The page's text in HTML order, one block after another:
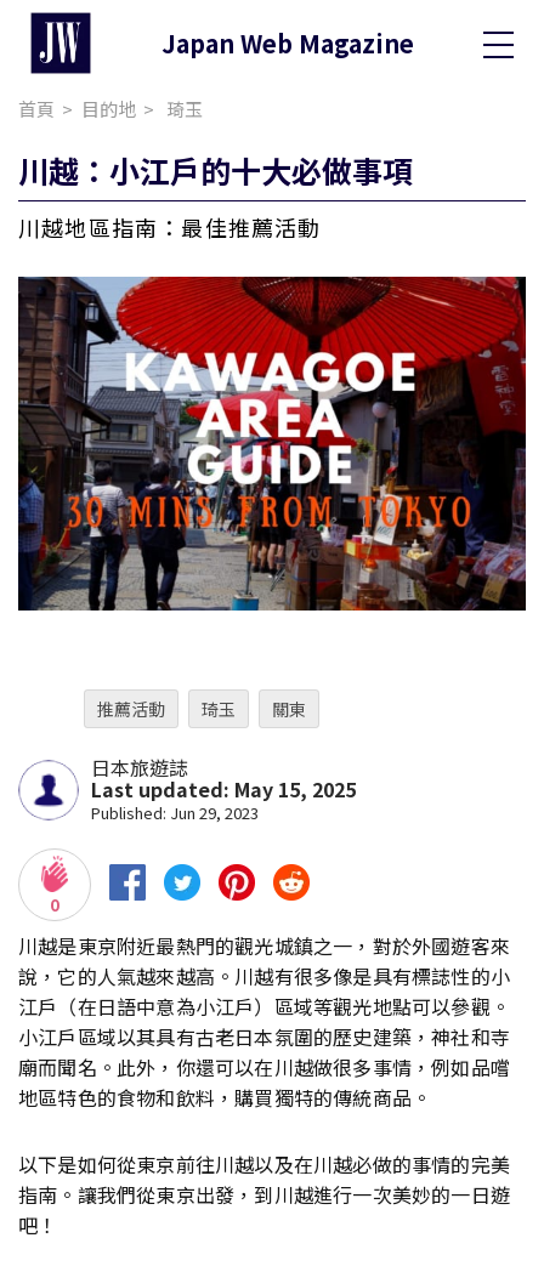
Japan Web Magazine
Toggle
首頁 目的地 琦玉
川越：小江戶的十大必做事項
川越地區指南：最佳推薦活動
推薦活動 琦玉 關東
日本旅遊誌
Last updated: May 15, 2025
Published: Jun 29, 2023
0
川越是東京附近最熱門的觀光城鎮之一，對於外國遊客來
說，它的人氣越來越高。川越有很多像是具有標誌性的小
江戶（在日語中意為小江戶）區域等觀光地點可以參觀。
小江戶區域以其具有古老日本氛圍的歷史建築，神社和寺
廟而聞名。此外，你還可以在川越做很多事情，例如品嚐
地區特色的食物和飲料，購買獨特的傳統商品。
以下是如何從東京前往川越以及在川越必做的事情的完美
指南。讓我們從東京出發，到川越進行一次美妙的一日遊
吧！